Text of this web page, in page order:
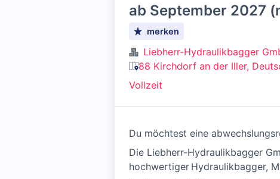
ab September 2027
merken
Liebherr-Hydraulikbagger
88 Kirchdorf an der Iller,
Vollzeit
Du möchtest eine
Die Liebherr-Hydraulikbagger
hochwertiger Hydraulikbagger,